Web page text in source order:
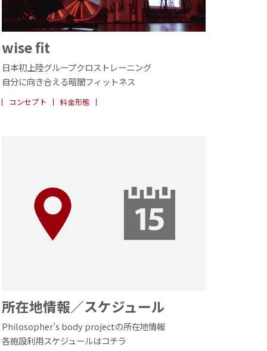
wise fit
日本初上陸グループクロストレーニング
自分に向き合える暗闇フィットネス
コンセプト 料金形態
所在地情報／スケジュール
Philosopher's body projectの所在地情報
各施設利用スケジュールはコチラ